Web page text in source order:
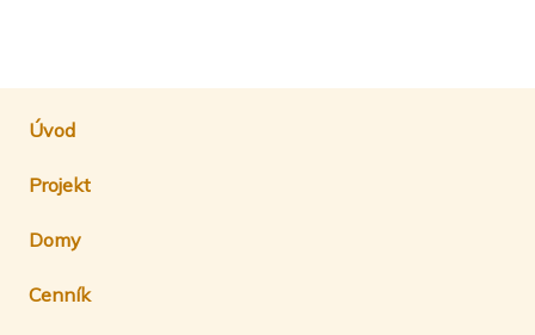
Úvod
Projekt
Domy
Cenník